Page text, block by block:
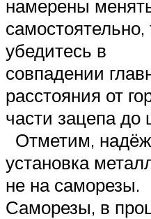
намерены
самостоятельно,
убедитесь в
совпадении
расстояния от
части зацепа до
Отметим,
установка
не на саморезы.
Саморезы, в